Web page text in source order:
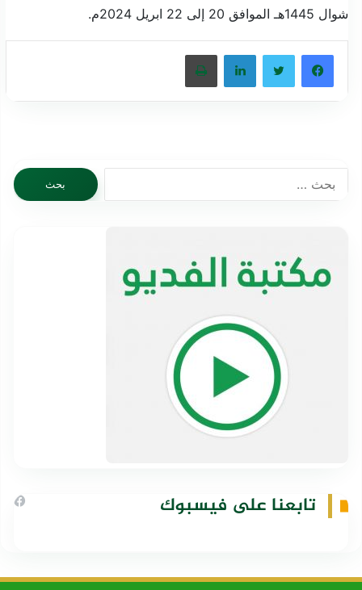
شوال 1445هـ الموافق 20 إلى 22 ابريل 2024م.
فيسبوك تويتر لينكدإن طباعة
البحث
عن:
تابعنا على فيسبوك